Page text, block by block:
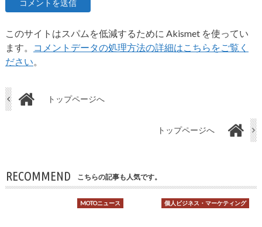
このサイトはスパムを低減するために Akismet を使ってい
ます。
コメントデータの処理方法の詳細はこちらをご覧く
ださい。
トップページへ
トップページへ
RECOMMEND こちらの記事も人気です。
MOTOニュース 個人ビジネス・マーケティング